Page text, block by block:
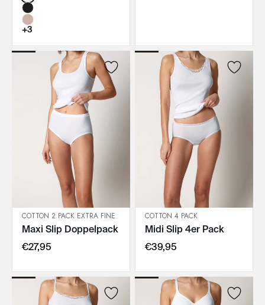
+3
IN DEN WARENKORB
COTTON 2 PACK EXTRA FINE
Maxi Slip Doppelpack
€27,95
IN DEN WARENKORB
COTTON 4 PACK
Midi Slip 4er Pack
€39,95